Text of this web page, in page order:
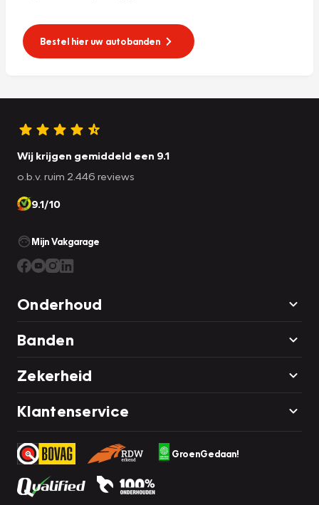
Bestel hier uw autobanden
Wij krijgen gemiddeld een 9.1
o.b.v. ruim 2.446 reviews
9.1/10
Mijn Vakgarage
Onderhoud
Banden
Zekerheid
Klantenservice
GroenGedaan!